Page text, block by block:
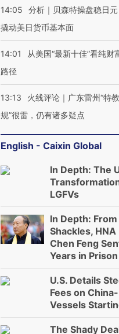
14:05
分析｜贝森特操盘稳日
撬动美日货币基本面
14:01
从美国“最新十佳”看纯财
路径
13:13
火线评论｜广东雷州“特
规”很雷，仍有诸多疑点
English - Caixin Global
In Depth: The
LGFVs
In Depth:
Shackles,
Chen Feng
Years in Prison
U.S. Details
Fees on
Vessels
The Shady